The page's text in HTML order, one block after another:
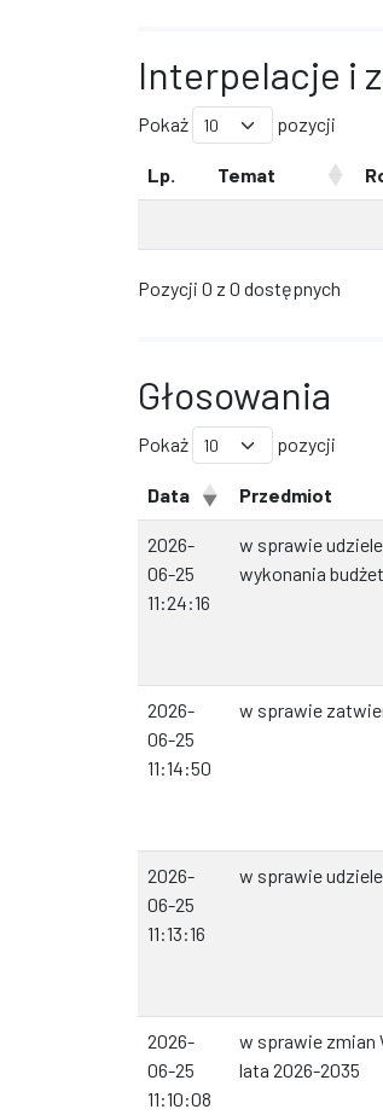
Interpelacje i
Pokaż pozycji
Lp. Temat
Pozycji 0 z 0 dostępnych
Głosowania
Pokaż pozycji
Data Przedmiot
2026-
06-25
11:24:16
w sprawie
wykonania
2026-
06-25
11:14:50
w sprawie
2026-
06-25
11:13:16
w sprawie
2026-
06-25
11:10:08
w sprawie zmian
lata 2026-2035